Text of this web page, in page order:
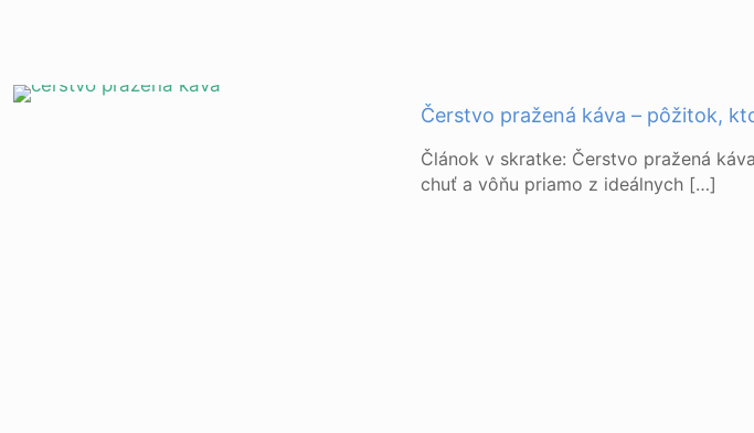
Čerstvo pražená káva – pôžitok,
Článok v skratke: Čerstvo pražená
chuť a vôňu priamo z ideálnych […]